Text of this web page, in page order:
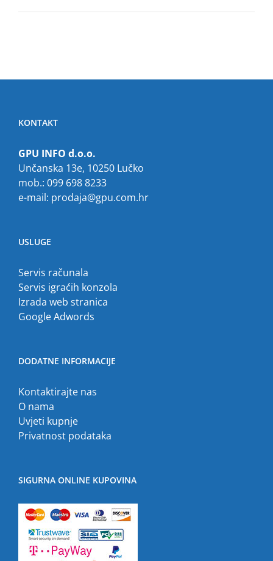
KONTAKT
GPU INFO d.o.o.
Unčanska 13e, 10250 Lučko
mob.: 099 698 8233
e-mail: prodaja@gpu.com.hr
USLUGE
Servis računala
Servis igraćih konzola
Izrada web stranica
Google Adwords
DODATNE INFORMACIJE
Kontaktirajte nas
O nama
Uvjeti kupnje
Privatnost podataka
SIGURNA ONLINE KUPOVINA